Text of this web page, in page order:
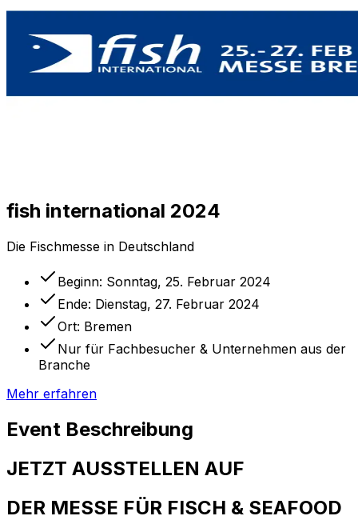
fish international 2024
Die Fischmesse in Deutschland
Beginn: Sonntag, 25. Februar 2024
Ende: Dienstag, 27. Februar 2024
Ort: Bremen
Nur für Fachbesucher & Unternehmen aus der
Branche
Mehr erfahren
Event Beschreibung
JETZT AUSSTELLEN AUF
DER MESSE FÜR FISCH & SEAFOOD